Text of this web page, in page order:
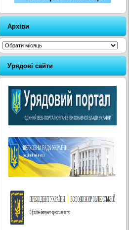
Архіви
Архіви
Урядові сайти